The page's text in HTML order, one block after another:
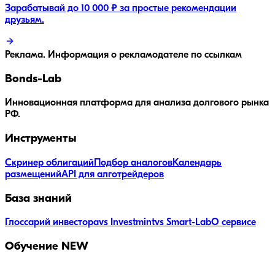
Зарабатывай до 10 000 ₽ за простые рекомендации
друзьям.
Реклама. Информация о рекламодателе по ссылкам
Bonds-Lab
Инновационная платформа для анализа долгового рынка
РФ.
Инструменты
Скринер облигаций Подбор аналоговКалендарь
размещенийAPI для алготрейдеров
База знаний
Глоссарий инвестораvs Investmintvs Smart-LabО сервисе
Обучение NEW